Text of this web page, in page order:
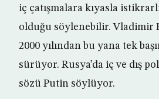
iç çatışmalara kıyasla
olduğu söylenebilir. Vladimir
2000 yılından bu yana tek
sürüyor. Rusya’da iç ve dış
sözü Putin söylüyor.